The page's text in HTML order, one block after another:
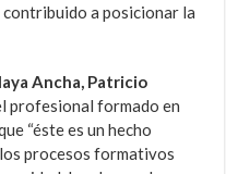
contribuido a posicionar la
Ancha, Patricio
profesional formado en
“éste es un hecho
procesos formativos